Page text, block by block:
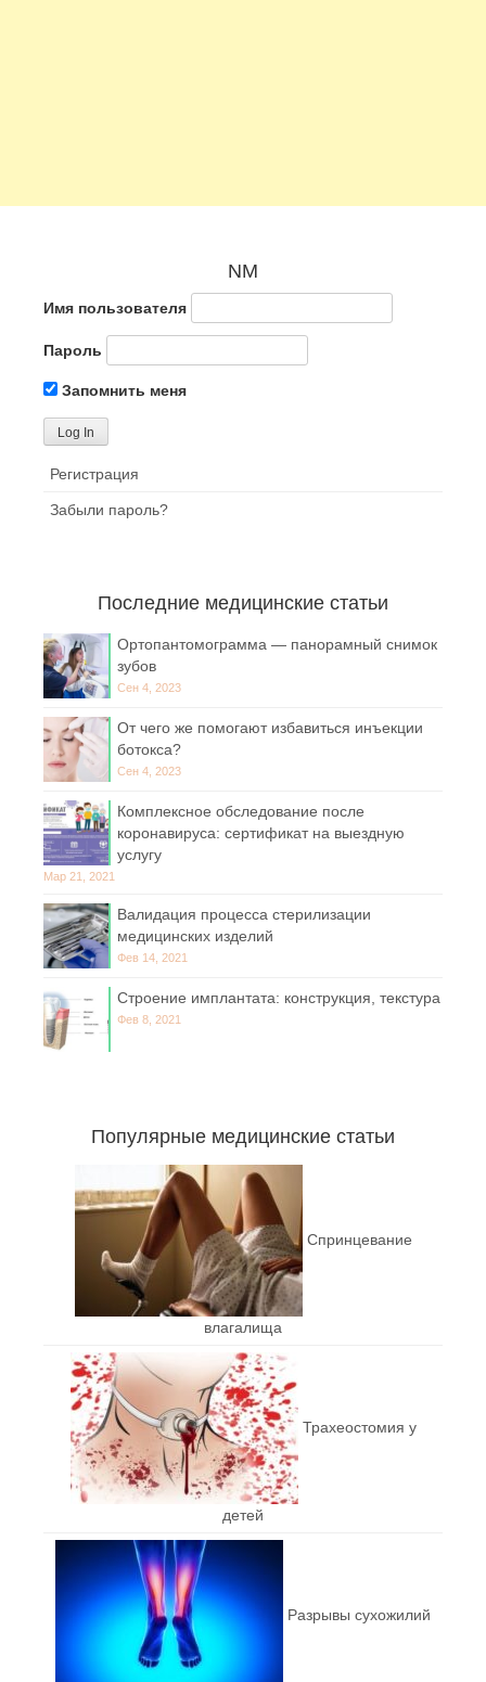
NM
Имя пользователя
Пароль
Запомнить меня
Регистрация
Забыли пароль?
Последние медицинские статьи
Ортопантомограмма — панорамный снимок
зубов
Сен 4, 2023
От чего же помогают избавиться инъекции
ботокса?
Сен 4, 2023
Комплексное обследование после
коронавируса: сертификат на выездную
услугу
Мар 21, 2021
Валидация процесса стерилизации
медицинских изделий
Фев 14, 2021
Строение имплантата: конструкция, текстура
Фев 8, 2021
Популярные медицинские статьи
Спринцевание
влагалища
Трахеостомия у
детей
Разрывы сухожилий